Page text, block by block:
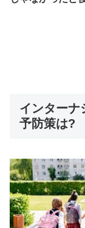
インターナ
予防策は?